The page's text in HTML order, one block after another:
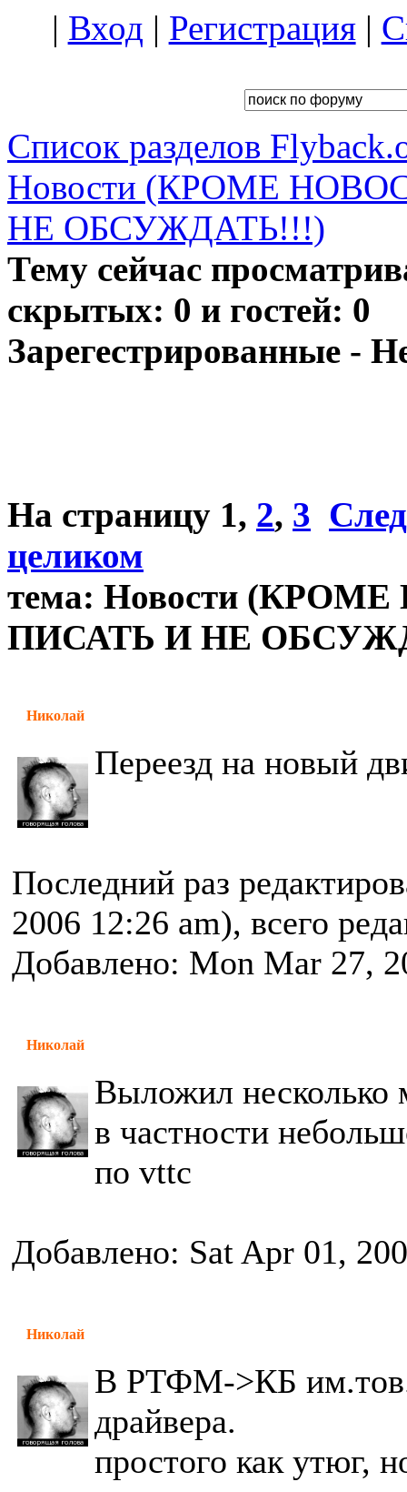
| Вход | Регистрация|
Список разделов
Новости (КРОМЕ
НЕ ОБСУЖДАТЬ!!!)
Тему сейчас
скрытых: 0 и гостей: 0
Зарегестрированные -
На страницу 1, 2, 3
целиком
тема: Новости
ПИСАТЬ И НЕ
Николай
Переезд на новый
Последний раз
2006 12:26 am), всего
Добавлено: Mon Mar 27,
Николай
Выложил несколько
в частности
по vttc
Добавлено: Sat Apr 01,
Николай
В РТФМ->КБ
драйвера.
простого как утюг,